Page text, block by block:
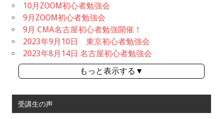
10月ZOOM初心者勉強会
9月ZOOM初心者勉強会
9月 CMA名古屋初心者勉強開催！
2023年9月10日 東京初心者勉強会
2023年8月14日 名古屋初心者勉強会
もっと表示する▼
受講生の声